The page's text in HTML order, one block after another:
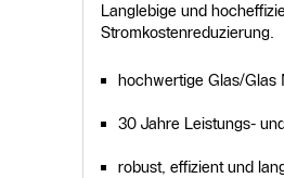
Langlebige und
Stromkostenreduzierung.
hochwertige Glas/Glas
30 Jahre Leistungs-
robust, effizient und